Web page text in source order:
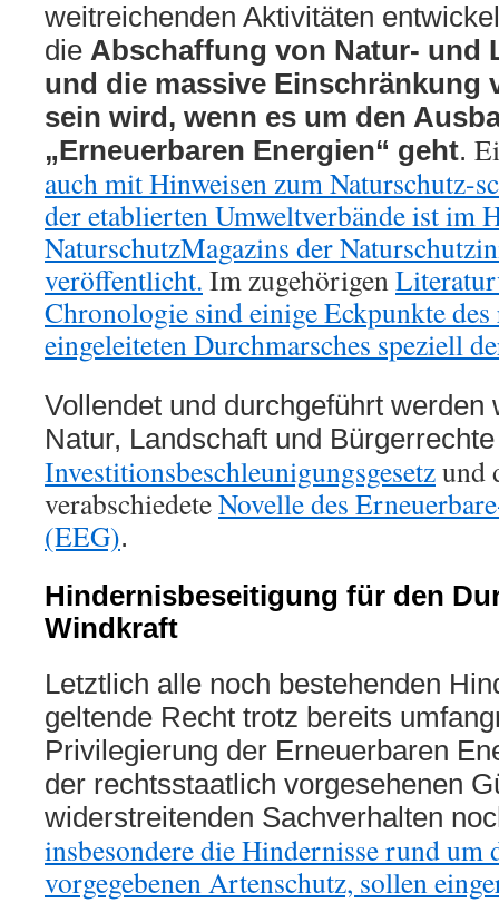
weitreichenden Aktivitäten
die Abschaffung von Natur- und
und die massive Einschränkung
sein wird, wenn es um den
„Erneuerbaren Energien“ geht.
auch mit Hinweisen zum Naturschutz-
der etablierten Umweltverbände ist im
NaturschutzMagazins der
veröffentlicht. Im zugehörigen
Chronologie sind einige Eckpunkte
eingeleiteten Durchmarsches speziell
Vollendet und durchgeführt werden
Natur, Landschaft und
Investitionsbeschleunigungsgesetzund
verabschiedeteNovelle des
(EEG).
Hindernisbeseitigung für den
Windkraft
Letztlich alle noch bestehenden
geltende Recht trotz bereits
Privilegierung der Erneuerbaren
der rechtsstaatlich vorgesehenen
widerstreitenden Sachverhalten
insbesondere die Hindernisse rund um
vorgegebenen Artenschutz, sollen